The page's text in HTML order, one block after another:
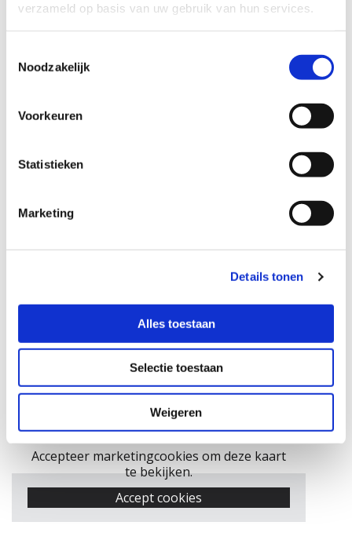
verzameld op basis van uw gebruik van hun services.
Noodzakelijk
Voorkeuren
Statistieken
Marketing
Details tonen
Alles toestaan
Selectie toestaan
Weigeren
Van 27/07/26 t/m 07/08/26 zijn wij beperkt
geopend op maandag, dinsdag en
helaas geen reparaties van particulieren
alleen op
afspraak
09:00-
17:00
Vrijdag
voor
bezoek
Accepteer marketingcookies om deze kaart
te bekijken.
Accept cookies